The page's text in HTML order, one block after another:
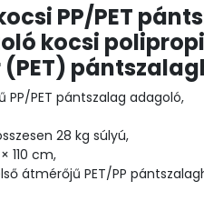
PP/PET
kocsi
PP/PET pántszalag adagoló,
28 kg súlyú,
110 cm,
átmérőjű PET/PP